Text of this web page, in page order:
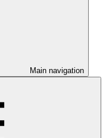
Main navigation